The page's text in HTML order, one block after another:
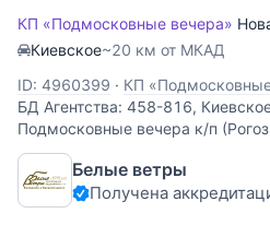
КП «Подмосковные вечера»
Киевское~20 км от МКАД
ID: 4960399 · КП
БД Агентства: 458-816,
Подмосковные вечера к/п
участок, граничащий с лесным
выходом в лес под
На территории
Белые ветры
Получена